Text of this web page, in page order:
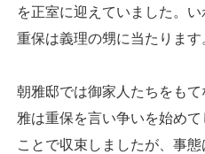
を正室に迎えていました。い
重保は義理の甥に当たります
朝雅邸では御家人たちをも
雅は重保を言い争いを始め
ことで収束しましたが、事